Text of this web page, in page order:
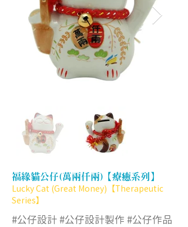
福緣貓公仔(萬兩仟兩)【療癒系列】
Lucky Cat (Great Money)【Therapeutic
Series】
#公仔設計 #公仔設計製作 #公仔作品